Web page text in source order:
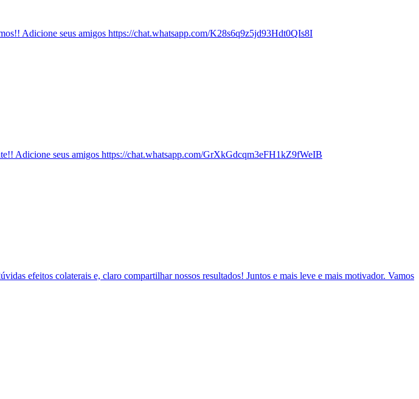
Adicione seus amigos https://chat.whatsapp.com/K28s6q9z5jd93Hdt0QIs8I
Adicione seus amigos https://chat.whatsapp.com/GrXkGdcqm3eFH1kZ9fWeIB
efeitos colaterais e, claro compartilhar nossos resultados! Juntos e mais leve e mais motivador. Vamos